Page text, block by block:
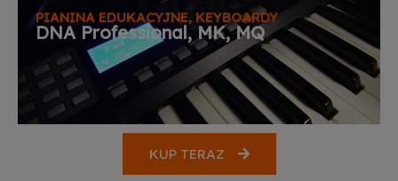
PIANINA EDUKACYJNE, KEYBOARDY
PIANINA EDUKACYJNE, KEYBOARDY
PIANINA EDUKACYJNE, KEYBOARDY
DNA Professional, MK, MQ
KUP TERAZ